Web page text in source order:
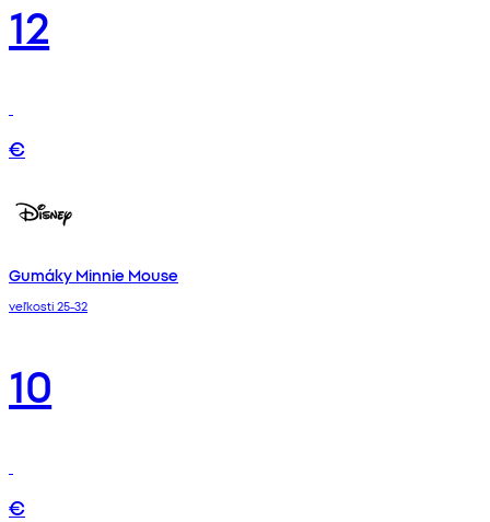
12
€
Gumáky Minnie Mouse
veľkosti 25-32
10
€